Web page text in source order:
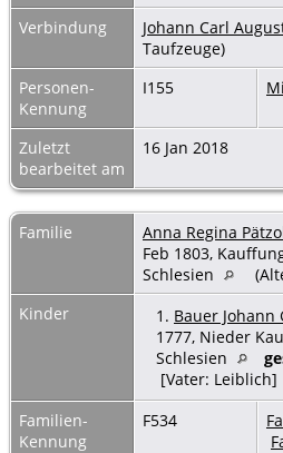
Verbindung
Johann Carl
Taufzeuge)
Personen-
Kennung
I155
Zuletzt
bearbeitet am
16 Jan 2018
Familie Anna Regina
Feb 1803,
Schlesien
Kinder
1. Bauer
1777, Nieder
Schlesien
[Vater: Leiblich]
Familien-
Kennung
F534